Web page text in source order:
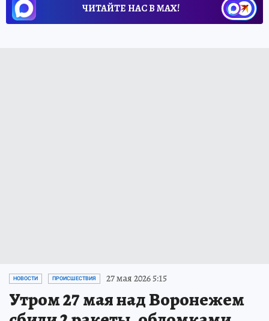
ЧИТАЙТЕ НАС В МАХ!
НОВОСТИ ПРОИСШЕСТВИЯ 27 мая 2026 5:15
Утром 27 мая над Воронежем